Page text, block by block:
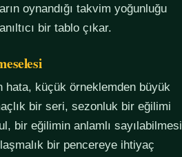
oynandığı takvim yoğunluğu
bir tablo çıkar.
hata, küçük örneklemden büyük
bir seri, sezonluk bir eğilimi
bir eğilimin anlamlı sayılabilmesi
bir pencereye ihtiyaç